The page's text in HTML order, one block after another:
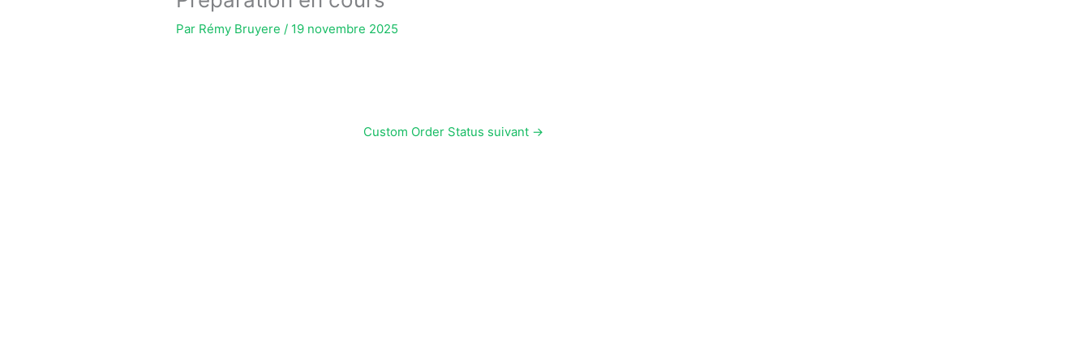
Par Rémy Bruyere / 19 novembre 2025
Custom Order Status suivant →